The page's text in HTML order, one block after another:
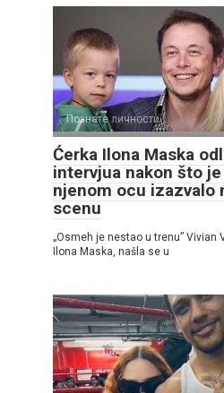
Познате личности
Ćerka Ilona Maska
intervjua nakon što
njenom ocu izazvalo
scenu
„Osmeh je nestao u trenu” Vivian
Ilona Maska, našla se u